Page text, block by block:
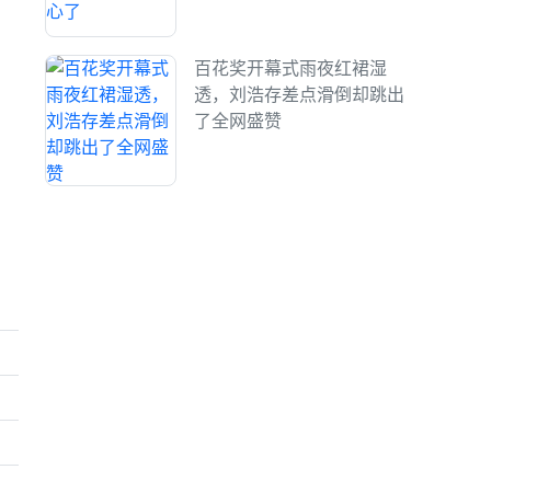
百花奖开幕式雨夜红裙湿
透，刘浩存差点滑倒却跳出
了全网盛赞